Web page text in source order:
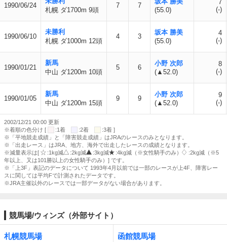
1990/06/24
札幌 ダ1700m 9頭
7 7
(55.0)
7
(-)
1990/06/10
未勝利
札幌 ダ1000m 12頭
4 3
坂本 勝美
(55.0)
4
(-)
1990/01/21
新馬
中山 ダ1200m 10頭
5 6
小野 次郎
(▲52.0)
8
(-)
1990/01/05
新馬
中山 ダ1200m 15頭
9 9
小野 次郎
(▲52.0)
9
(-)
2002/12/21 00:00 更新
※着順の色分け [
:1着 :2着
:3着 ]
※「平地競走成績」と「障害競走成績」はJRAのレースのみとなります。
※「出走レース」はJRA、地方、海外で出走したレースの成績となります。
※減量表示は[
:1kg減 :2kg減 :3kg減 :4kg減（※女性騎手のみ）
:2kg減（※5
年以上、又は101勝以上の女性騎手のみ）] です。
※「上3F」表記のデータについて 1993年4月以前では一部のレースが上4F、障害レー
スに関しては平均Fで計測されたデータです。
※JRA主催以外のレースでは一部データがない場合があります。
競馬場/ウィンズ（外部サイト）
札幌競馬場 函館競馬場